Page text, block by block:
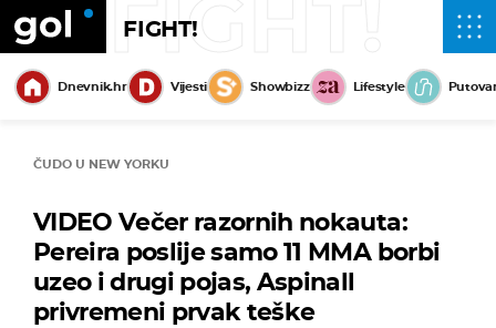
FIGHT!
FIGHT!
Dnevnik.hr Vijesti Showbizz Lifestyle
ČUDO U NEW YORKU
VIDEO Večer razornih nokauta:
Pereira poslije samo 11 MMA borbi
uzeo i drugi pojas, Aspinall
privremeni prvak teške